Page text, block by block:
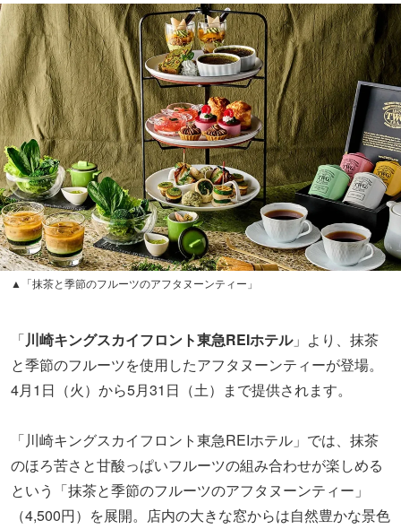
▲「抹茶と季節のフルーツのアフタヌーンティー」
「川崎キングスカイフロント東急REIホテル」より、抹茶
と季節のフルーツを使用したアフタヌーンティーが登場。
4月1日（火）から5月31日（土）まで提供されます。
「川崎キングスカイフロント東急REIホテル」では、抹茶
のほろ苦さと甘酸っぱいフルーツの組み合わせが楽しめる
という「抹茶と季節のフルーツのアフタヌーンティー」
（4,500円）を展開。店内の大きな窓からは自然豊かな景色